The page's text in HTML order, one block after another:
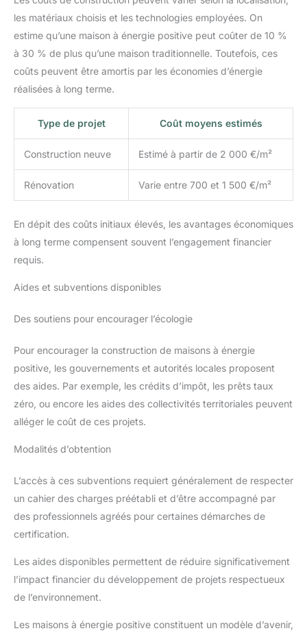
les matériaux choisis et les technologies employées. On
estime qu’une maison à énergie positive peut coûter de 10 %
à 30 % de plus qu’une maison traditionnelle. Toutefois, ces
coûts peuvent être amortis par les économies d’énergie
réalisées à long terme.
Type de projet Coût moyens estimés
Construction neuve Estimé à partir de 2 000 €/m²
Rénovation Varie entre 700 et 1 500 €/m²
En dépit des coûts initiaux élevés, les avantages économiques
à long terme compensent souvent l’engagement financier
requis.
Aides et subventions disponibles
Des soutiens pour encourager l’écologie
Pour encourager la construction de maisons à énergie
positive, les gouvernements et autorités locales proposent
des aides. Par exemple, les crédits d’impôt, les prêts taux
zéro, ou encore les aides des collectivités territoriales peuvent
alléger le coût de ces projets.
Modalités d’obtention
L’accès à ces subventions requiert généralement de respecter
un cahier des charges préétabli et d’être accompagné par
des professionnels agréés pour certaines démarches de
certification.
Les aides disponibles permettent de réduire significativement
l’impact financier du développement de projets respectueux
de l’environnement.
Les maisons à énergie positive constituent un modèle d’avenir,